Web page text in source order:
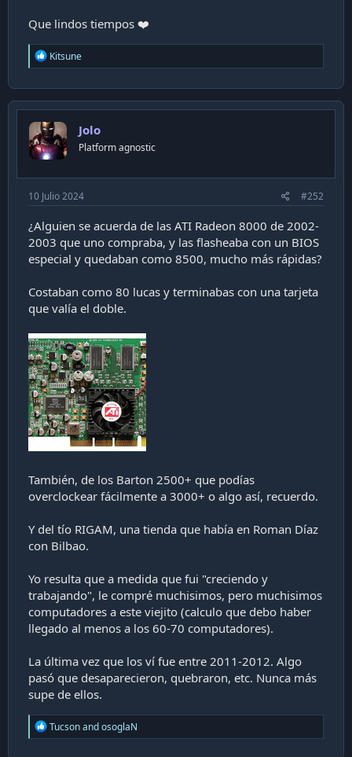
Que lindos tiempos ❤️
R
e
c
t
o
n
s
Kitsune
Jolo
Platform agnostic
10 Julio 2024 #252
¿Alguien se acuerda de las ATI Radeon 8000 de 2002-
2003 que uno compraba, y las flasheaba con un BIOS
especial y quedaban como 8500, mucho más rápidas?
Costaban como 80 lucas y terminabas con una tarjeta
que valía el doble.
También, de los Barton 2500+ que podías
overclockear fácilmente a 3000+ o algo así, recuerdo.
Y del tío RIGAM, una tienda que había en Roman Díaz
con Bilbao.
Yo resulta que a medida que fui "creciendo y
trabajando", le compré muchisimos, pero muchisimos
computadores a este viejito (calculo que debo haber
llegado al menos a los 60-70 computadores).
La última vez que los ví fue entre 2011-2012. Algo
pasó que desaparecieron, quebraron, etc. Nunca más
supe de ellos.
R
e
TucsonandosoglaN